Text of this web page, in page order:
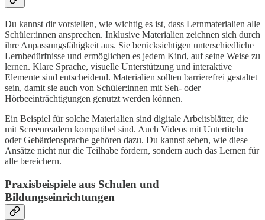
Du kannst dir vorstellen, wie wichtig es ist, dass Lernmaterialien alle
Schüler:innen ansprechen. Inklusive Materialien zeichnen sich durch
ihre Anpassungsfähigkeit aus. Sie berücksichtigen unterschiedliche
Lernbedürfnisse und ermöglichen es jedem Kind, auf seine Weise zu
lernen. Klare Sprache, visuelle Unterstützung und interaktive
Elemente sind entscheidend. Materialien sollten barrierefrei gestaltet
sein, damit sie auch von Schüler:innen mit Seh- oder
Hörbeeinträchtigungen genutzt werden können.
Ein Beispiel für solche Materialien sind digitale Arbeitsblätter, die
mit Screenreadern kompatibel sind. Auch Videos mit Untertiteln
oder Gebärdensprache gehören dazu. Du kannst sehen, wie diese
Ansätze nicht nur die Teilhabe fördern, sondern auch das Lernen für
alle bereichern.
Praxisbeispiele aus Schulen und
Bildungseinrichtungen